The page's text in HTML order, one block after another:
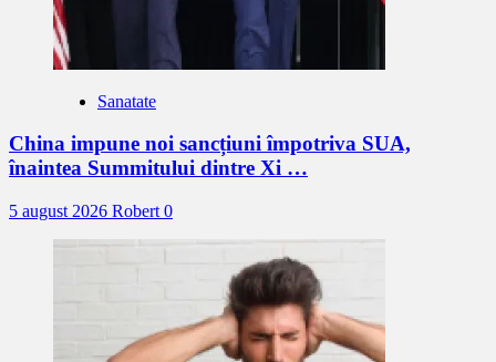
Sanatate
China impune noi sancțiuni împotriva SUA,
înaintea Summitului dintre Xi …
5 august 2026 Robert 0